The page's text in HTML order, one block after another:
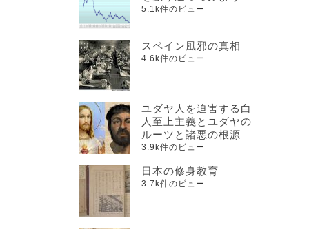
5.1k件のビュー
スペイン風邪の真相
4.6k件のビュー
ユダヤ人を迫害する白
人至上主義とユダヤの
ルーツと諸悪の根源
3.9k件のビュー
日本の修身教育
3.7k件のビュー